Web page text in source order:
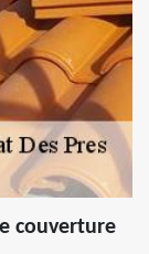
couverture